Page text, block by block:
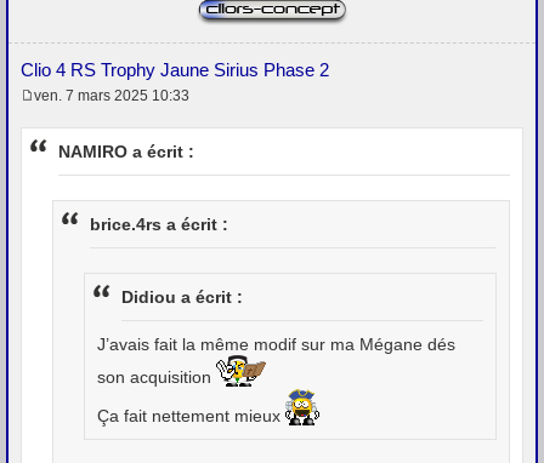
Clio 4 RS Trophy Jaune Sirius Phase 2
e
s
ven. 7 mars 2025 10:33
NAMIRO a écrit :
brice.4rs a écrit :
Didiou a écrit :
J’avais fait la même modif sur ma Mégane dés
son acquisition
Ça fait nettement mieux